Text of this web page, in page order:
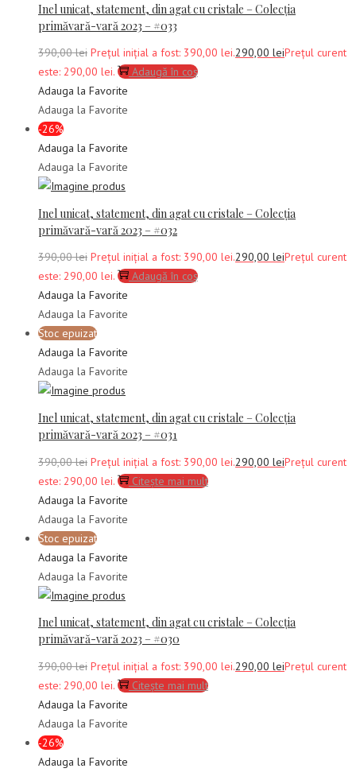
Inel unicat, statement, din agat cu cristale – Colecția
primăvară-vară 2023 – #033
390,00lei Prețul inițial a fost: 390,00 lei.290,00 leiPrețul curent
este: 290,00 lei.
Adaugă în coș
Adauga la Favorite
Adauga la Favorite
-26%
Adauga la Favorite
Adauga la Favorite
Inel unicat, statement, din agat cu cristale – Colecția
primăvară-vară 2023 – #032
390,00lei Prețul inițial a fost: 390,00 lei.290,00 leiPrețul curent
este: 290,00 lei.
Adaugă în coș
Adauga la Favorite
Adauga la Favorite
Stoc epuizat
Adauga la Favorite
Adauga la Favorite
Inel unicat, statement, din agat cu cristale – Colecția
primăvară-vară 2023 – #031
390,00lei Prețul inițial a fost: 390,00 lei.290,00 leiPrețul curent
este: 290,00 lei.
Citește mai mult
Adauga la Favorite
Adauga la Favorite
Stoc epuizat
Adauga la Favorite
Adauga la Favorite
Inel unicat, statement, din agat cu cristale – Colecția
primăvară-vară 2023 – #030
390,00lei Prețul inițial a fost: 390,00 lei.290,00 leiPrețul curent
este: 290,00 lei.
Citește mai mult
Adauga la Favorite
Adauga la Favorite
-26%
Adauga la Favorite